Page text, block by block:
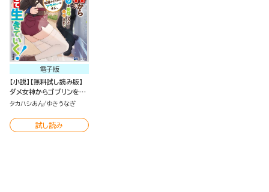
電子版
【小説】【無料試し読み版】
ダメ女神からゴブリンを駆
除しろと命令されて異世界
なオレ、がんばって生きて
いく！
タカハシあん ゆきうなぎ
試し読み